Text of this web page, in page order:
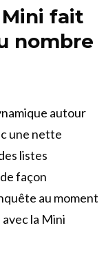
Mini fait
nombre
autour
une nette
listes
façon
au moment
la Mini